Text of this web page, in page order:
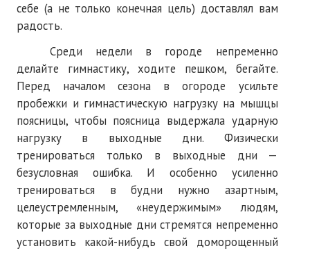
себе (а не только конечная цель) доставлял вам
радость.
Среди недели в городе непременно
делайте гимнастику, ходите пешком, бегайте.
Перед началом сезона в огороде усильте
пробежки и гимнастическую нагрузку на мышцы
поясницы, чтобы поясница выдержала ударную
нагрузку в выходные дни. Физически
тренироваться только в выходные дни —
безусловная ошибка. И особенно усиленно
тренироваться в будни нужно азартным,
целеустремленным, «неудержимым» людям,
которые за выходные дни стремятся непременно
установить какой-нибудь свой доморощенный